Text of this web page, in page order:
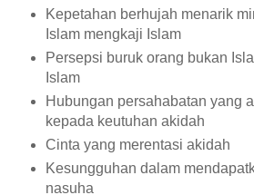
Kepetahan berhujah menarik
Islam mengkaji Islam
Persepsi buruk orang bukan
Islam
Hubungan persahabatan yang
kepada keutuhan akidah
Cinta yang merentasi akidah
Kesungguhan dalam
nasuha